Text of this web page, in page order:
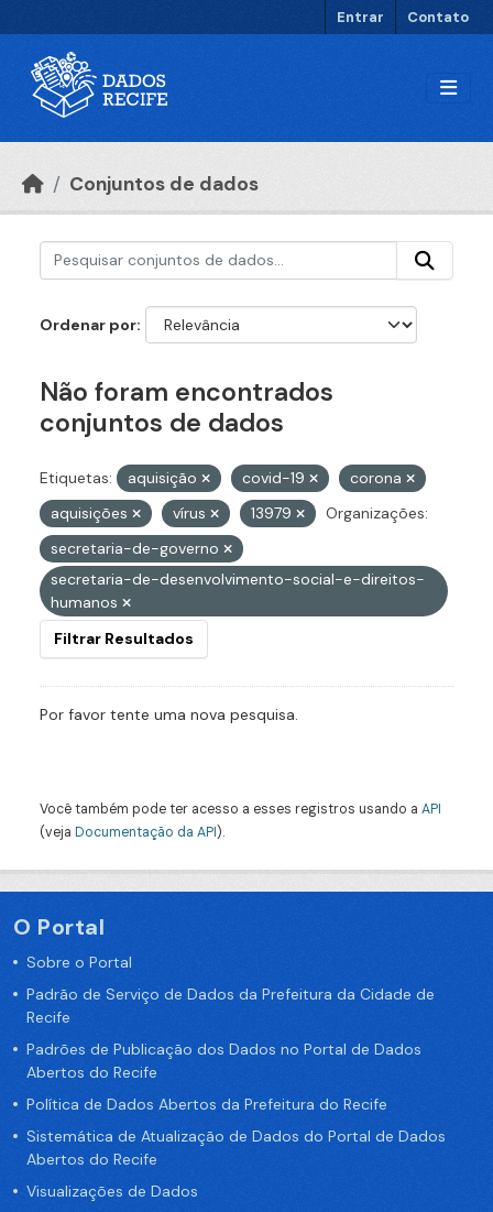
Entrar Contato
Conjuntos de dados
Ordenar por
Não foram encontrados
conjuntos de dados
Etiquetas: aquisição covid-19
corona
aquisições
vírus 13979
Organizações:
secretaria-de-governo
secretaria-de-desenvolvimento-social-e-direitos-
humanos
Filtrar Resultados
Por favor tente uma nova pesquisa.
Você também pode ter acesso a esses registros usando a API
(veja Documentação da API).
O Portal
Sobre o Portal
Padrão de Serviço de Dados da Prefeitura da Cidade de
Recife
Padrões de Publicação dos Dados no Portal de Dados
Abertos do Recife
Política de Dados Abertos da Prefeitura do Recife
Sistemática de Atualização de Dados do Portal de Dados
Abertos do Recife
Visualizações de Dados